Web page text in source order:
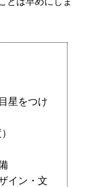
星をつけ
イン・文